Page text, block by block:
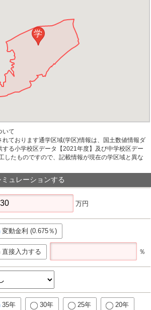
学
いて
れております通学区域(学区)情報は、国土数値情報ダ
する小学校区データ【2021年度】及び中学校区デー
したものですので、記載情報が現在の学区域と異な
ュレーションする
万円
変動金利 (0.675％)
直接入力する ％
35年 30年 25年 20年